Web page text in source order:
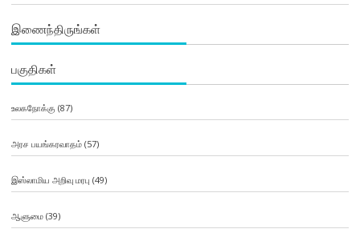
இணைந்திருங்கள்
பகுதிகள்
உலகநோக்கு (87)
அரச பயங்கரவாதம்(57)
இஸ்லாமிய அறிவு மரபு (49)
ஆளுமை(39)